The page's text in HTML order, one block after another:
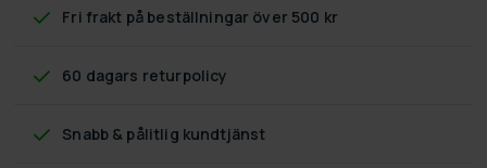
Fri frakt på beställningar över 500 kr
60 dagars returpolicy
Snabb & pålitlig kundtjänst